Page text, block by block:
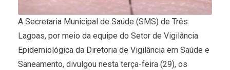
A Secretaria Municipal de Saúde (SMS) de Três
Lagoas, por meio da equipe do Setor de Vigilância
Epidemiológica da Diretoria de Vigilância em Saúde e
Saneamento, divulgou nesta terça-feira (29), os